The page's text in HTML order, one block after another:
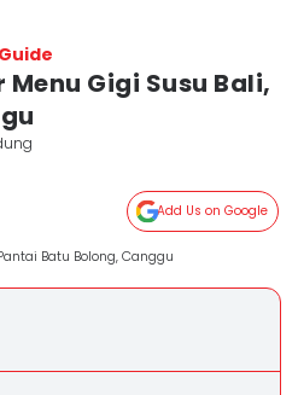
Gigi Susu Bali,
Add Us on Google
Batu Bolong, Canggu